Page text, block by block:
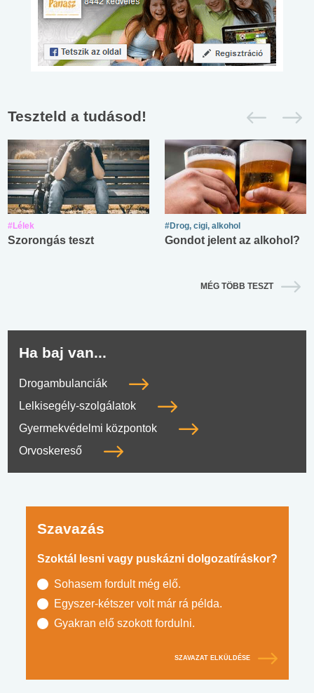
Teszteld a tudásod!
#Lélek
Szorongás teszt
#Drog, cigi, alkohol
Gondot jelent az alkohol?
MÉG TÖBB TESZT
Ha baj van...
Drogambulanciák
Lelkisegély-szolgálatok
Gyermekvédelmi központok
Orvoskereső
Szavazás
Szoktál lesni vagy puskázni dolgozatíráskor?
Sohasem fordult még elő.
Egyszer-kétszer volt már rá példa.
Gyakran elő szokott fordulni.
SZAVAZAT ELKÜLDÉSE